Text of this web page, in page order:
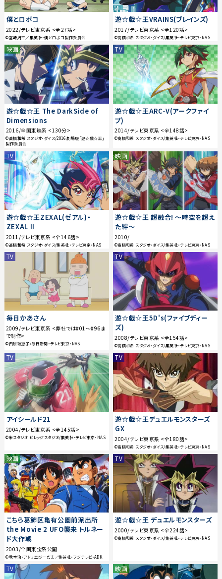
僕とロボコ
2022/テレビ東京系 <全27話>
©宮崎周平／集英社・僕とロボコ製作委員会
遊☆戯☆王VRAINS(ブレインズ)
2017/テレビ東京系 <全120話>
©高橋和希 スタジオ・ダイス/集英社・テレビ東京・NAS
映画
遊☆戯☆王 The DarkSide of
Dimensions
2016/全国東映系 <130分>
©高橋和希 スタジオ・ダイス/2016 劇場版「遊☆戯☆王」
製作委員会
TV
遊☆戯☆王ARC-V(アークファイ
ブ)
2014/テレビ東京系 <全148話>
©高橋和希 スタジオ・ダイス/集英社・テレビ東京・NAS
TV
遊☆戯☆王ZEXAL(ゼアル)・
ZEXAL II
2011/テレビ東京系 <全146話>
©高橋和希 スタジオ・ダイス/集英社・テレビ東京・NAS
映画
遊☆戯☆王 超融合! 〜時空を超え
た絆〜
2010/
©高橋和希 スタジオ・ダイス/集英社・テレビ東京・NAS
TV
毎日かあさん
2009/テレビ東京系 <弊社では#01〜#96ま
で制作>
©西原理恵子/毎日新聞・テレビ東京・NAS
TV
遊☆戯☆王5D's(ファイブディー
ズ)
2008/テレビ東京系 <全154話>
©高橋和希 スタジオ・ダイス/集英社・テレビ東京・NAS
TV
アイシールド21
2004/テレビ東京系 <全145話>
©米スタジオ ビレッジスタジオ/集英社・テレビ東京・NAS
TV
遊☆戯☆王デュエルモンスターズ
GX
2004/テレビ東京系 <全180話>
©高橋和希 スタジオ・ダイス/集英社・テレビ東京・NAS
映画
こちら葛飾区亀有公園前派出所
the Movie 2 UFO襲来 トルネー
ド大作戦
2003/全国東宝系公開
©秋本治・アトリエびーだま／集英社・フジテレビ・ADK
TV
遊☆戯☆王 デュエルモンスターズ
2000/テレビ東京系 <全224話>
©高橋和希 スタジオ・ダイス/集英社・テレビ東京・NAS
TV 映画